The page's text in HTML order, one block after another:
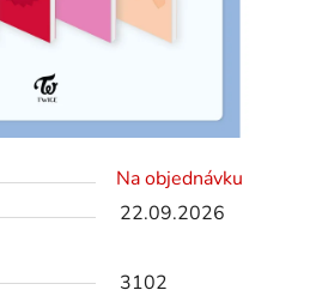
Na objednávku
22.09.2026
3102